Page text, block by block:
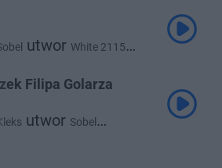
utwor White 2115
Filipa Golarza
utwor Sobel